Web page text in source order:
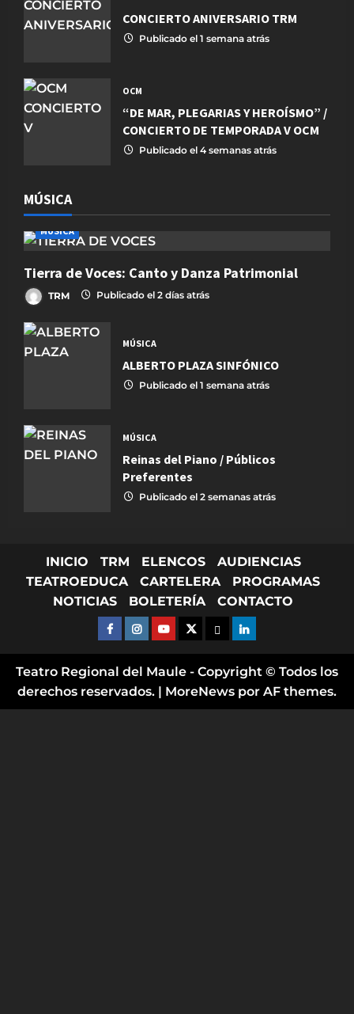
CONCIERTO ANIVERSARIO TRM
Publicado el 1 semana atrás
OCM
“DE MAR, PLEGARIAS Y HEROÍSMO” /
CONCIERTO DE TEMPORADA V OCM
Publicado el 4 semanas atrás
MÚSICA
MÚSICA
Tierra de Voces: Canto y Danza Patrimonial
TRM Publicado el 2 días atrás
MÚSICA
ALBERTO PLAZA SINFÓNICO
Publicado el 1 semana atrás
MÚSICA
Reinas del Piano / Públicos
Preferentes
Publicado el 2 semanas atrás
INICIO TRM ELENCOS
AUDIENCIAS
TEATROEDUCA
CARTELERA
PROGRAMAS
NOTICIAS
BOLETERÍA CONTACTO
FACEBOOK
INSTAGRAM
YOUTUBE
X TWITTER
FLICKRLINKED IN
Teatro Regional del Maule - Copyright © Todos los
derechos reservados. | MoreNews por AF themes.